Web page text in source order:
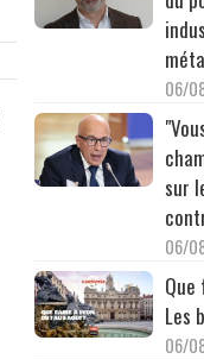
06/
sur
06/
Les
06/